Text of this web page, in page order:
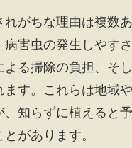
れがちな理由は複数
病害虫の発生しやす
よる掃除の負担、そ
ます。これらは地域
、知らずに植えると
があります。